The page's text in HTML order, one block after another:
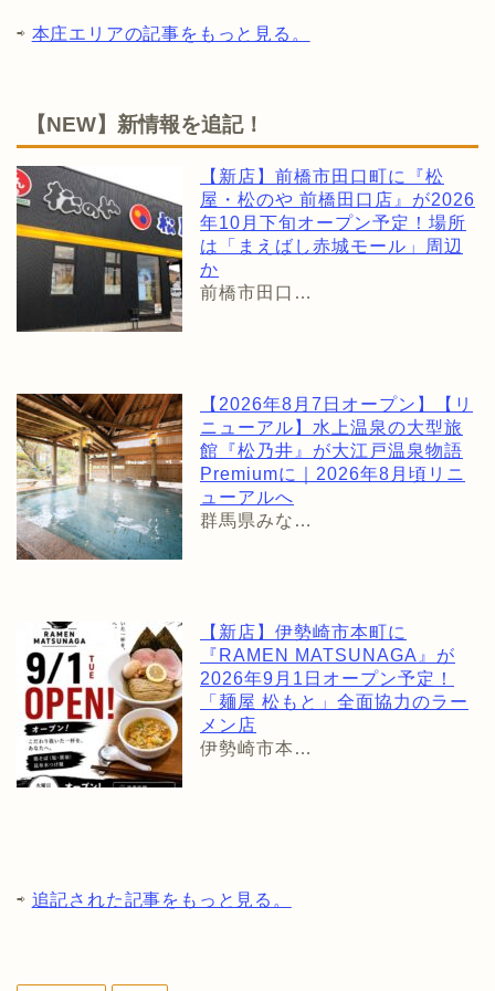
⇨ 本庄エリアの記事をもっと見る。
【NEW】新情報を追記！
【新店】前橋市田口町に『松
屋・松のや 前橋田口店』が2026
年10月下旬オープン予定！場所
は「まえばし赤城モール」周辺
か
前橋市田口…
【2026年8月7日オープン】【リ
ニューアル】水上温泉の大型旅
館『松乃井』が大江戸温泉物語
Premiumに｜2026年8月頃リニ
ューアルへ
群馬県みな…
【新店】伊勢崎市本町に
『RAMEN MATSUNAGA』が
2026年9月1日オープン予定！
「麺屋 松もと」全面協力のラー
メン店
伊勢崎市本…
⇨ 追記された記事をもっと見る。